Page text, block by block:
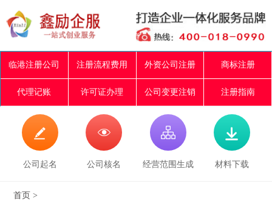
临港注册公司 注册流程费用 外资公司注册 商标注册
代理记账 许可证办理 公司变更注销 注册指南

公司起名

公司核名

经营范围生成

材料下载
首页 >